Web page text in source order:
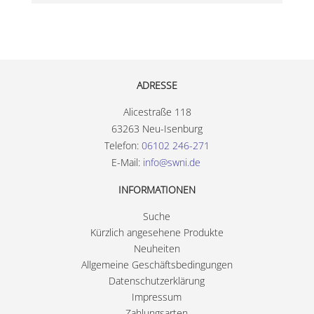
ADRESSE
Alicestraße 118
63263 Neu-Isenburg
Telefon: 06102 246-271
E-Mail: info@swni.de
INFORMATIONEN
Suche
Kürzlich angesehene Produkte
Neuheiten
Allgemeine Geschäftsbedingungen
Datenschutzerklärung
Impressum